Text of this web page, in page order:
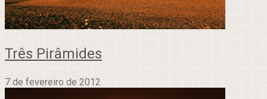
Três Pirâmides
7 de fevereiro de 2012